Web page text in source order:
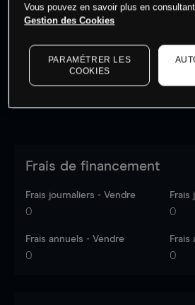
Les prix sont indicatifs.
dernières données du marché.
Frais de financement
Frais journaliers - Vendre
0
Frais
0
Frais annuels - Vendre
0
Frais
0
Vous pouvez en savoir plus en
Gestion des Cookies
PARAMÉTRER LES
COOKIES